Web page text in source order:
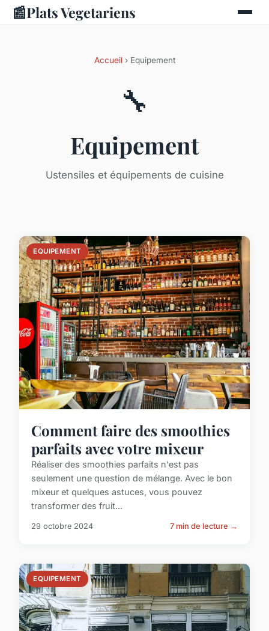
📰Plats Vegetariens
Accueil› Equipement
🔧
Equipement
Ustensiles et équipements de cuisine
EQUIPEMENT
Comment faire des smoothies
parfaits avec votre mixeur
Réaliser des smoothies parfaits n'est pas
seulement une question de mélange. Avec le bon
mixeur et quelques astuces, vous pouvez
transformer des fruit...
29 octobre 2024 7 min de lecture →
EQUIPEMENT